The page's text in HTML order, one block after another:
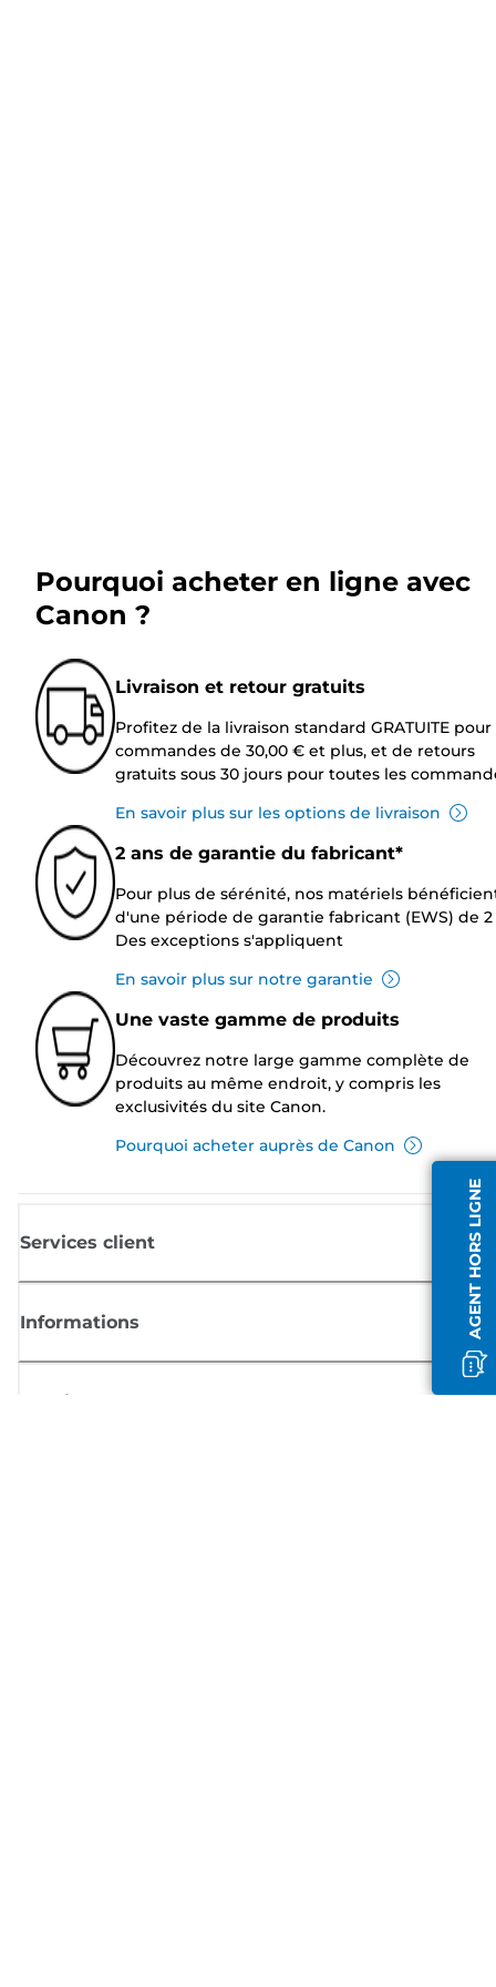
AGENT HORS LIGNE
Pourquoi acheter en ligne avec
Canon ?
Livraison et retour gratuits
Profitez de la livraison standard GRATUITE pour
commandes de 30,00 € et plus, et de retours
gratuits sous 30 jours pour toutes les
En savoir plus sur les options de livraison
2 ans de garantie du fabricant*
Pour plus de sérénité, nos matériels
d'une période de garantie fabricant (EWS) de 2
Des exceptions s'appliquent
En savoir plus sur notre garantie
Une vaste gamme de produits
Découvrez notre large gamme complète de
produits au même endroit, y compris les
exclusivités du site Canon.
Pourquoi acheter auprès de Canon
Services client
Informations
Boutique